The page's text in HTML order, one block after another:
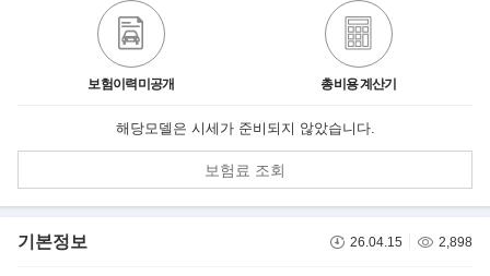
보험이력미공개 총비용 계산기
해당모델은 시세가 준비되지 않았습니다.
보험료 조회
기본정보 26.04.15 2,898